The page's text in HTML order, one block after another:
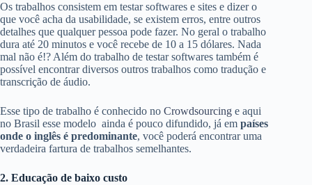
Os trabalhos consistem em testar softwares e sites e dizer o
que você acha da usabilidade, se existem erros, entre outros
detalhes que qualquer pessoa pode fazer. No geral o trabalho
dura até 20 minutos e você recebe de 10 a 15 dólares. Nada
mal não é!? Além do trabalho de testar softwares também é
possível encontrar diversos outros trabalhos como tradução e
transcrição de áudio.
Esse tipo de trabalho é conhecido no Crowdsourcing e aqui
no Brasil esse modelo ainda é pouco difundido, já em países
onde o inglês é predominante, você poderá encontrar uma
verdadeira fartura de trabalhos semelhantes.
2. Educação de baixo custo